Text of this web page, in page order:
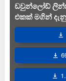
ඩවුන්ලෝඩ්
එකක් මගින්